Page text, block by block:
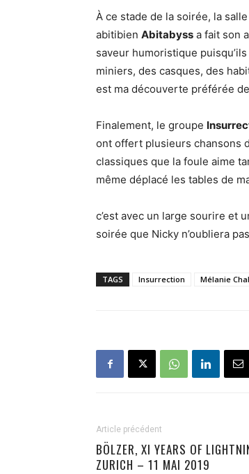
À ce stade de la soirée, la
abitibien Abitabyss a fait son
saveur humoristique
miniers, des casques, des
est ma découverte préférée
Finalement, le groupe
ont offert plusieurs chansons
classiques que la foule aime
même déplacé les tables de
c’est avec un large sourire et
soirée que Nicky n’oubliera
TAGS Insurrection Mélanie
Article précédent
BÖLZER, XI YEARS OF
ZURICH – 11 MAI 2019